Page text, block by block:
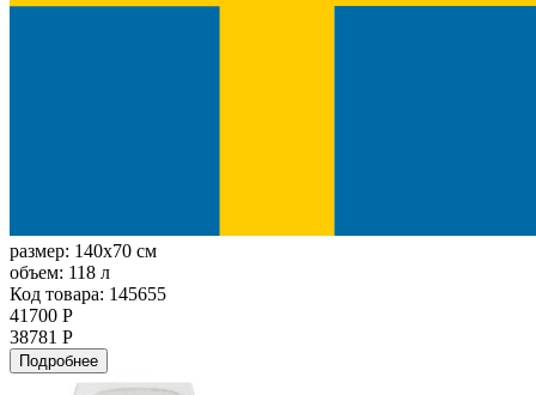
размер: 140x70 см
объем: 118 л
Код товара: 145655
41700 Р
38781 Р
Подробнее